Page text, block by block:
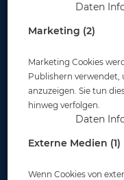
-4.5 - #
Artikelnr.: scu-
Daten
Marketing (2)
Marketing Cookies
Publishern verwendet,
anzuzeigen. Sie tun
hinweg verfolgen.
Daten
Externe Medien (1)
Wenn Cookies von